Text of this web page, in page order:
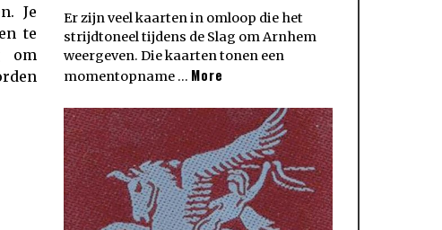
Je
te
om
Er zijn veel kaarten in omloop die het
strijdtoneel tijdens de Slag om Arnhem
weergeven. Die kaarten tonen een
momentopname … More